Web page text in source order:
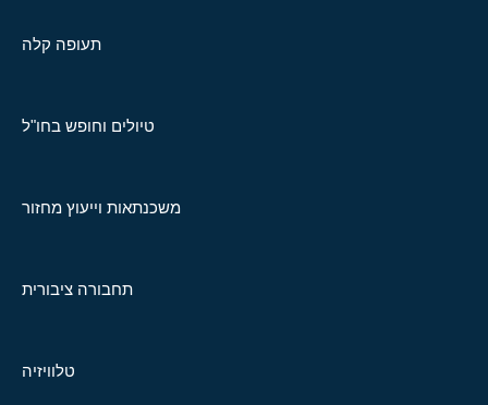
תעופה קלה
טיולים וחופש בחו"ל
משכנתאות וייעוץ מחזור
תחבורה ציבורית
טלוויזיה